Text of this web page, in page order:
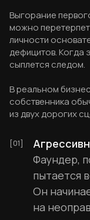
Выгорание
можно
личности
дефицитов. Когда
сыплется следом.
В реальном
собственника
из двух дорогих
Фаундер,
пытается
Он
на